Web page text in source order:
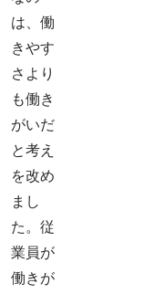
は、働
きやす
さより
も働き
がいだ
と考え
を改め
まし
た。従
業員が
働きが